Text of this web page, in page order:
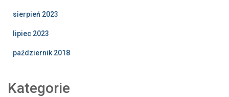
sierpień 2023
lipiec 2023
październik 2018
Kategorie